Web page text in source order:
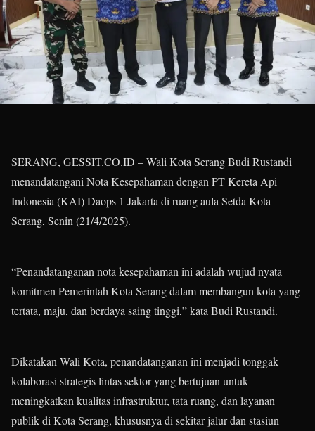
SERANG, GESSIT.CO.ID – Wali Kota Serang Budi Rustandi
menandatangani Nota Kesepahaman dengan PT Kereta Api
Indonesia (KAI) Daops 1 Jakarta di ruang aula Setda Kota
Serang, Senin (21/4/2025).
“Penandatanganan nota kesepahaman ini adalah wujud nyata
komitmen Pemerintah Kota Serang dalam membangun kota yang
tertata, maju, dan berdaya saing tinggi,” kata Budi Rustandi.
Dikatakan Wali Kota, penandatanganan ini menjadi tonggak
kolaborasi strategis lintas sektor yang bertujuan untuk
meningkatkan kualitas infrastruktur, tata ruang, dan layanan
publik di Kota Serang, khususnya di sekitar jalur dan stasiun